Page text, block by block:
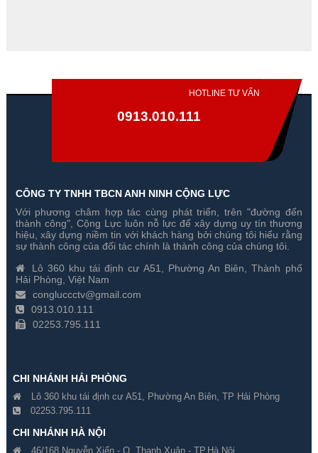
Trọn Bộ 4 Camera Hikvision 3
Megapixel
Gía hãng : ₫
₫
Trọn Bộ 5 Camera Hikvision 3
Megapixel
Gía hãng : ₫
₫
HOTLINE TƯ VẤN
0913.010.111
CÔNG TY TNHH TBCN ANH NINH CỘNG LỰC
Với phương châm hợp tác cùng phát triển, trên "đường đến
thành công", Cộng Lực luôn nỗ lực để xây dựng uy tín thương
hiệu, xây dựng niềm tin với khách hàng bởi chúng tôi hiểu rằng
sự thành công của đối tác chính là thành công của chúng tôi.
Lô 360 khu tái định cư A51, Phường An Biên, Thành phố
Hải Phòng, Việt Nam
congluccctv@gmail.com
0913.010.111
02253.795.111
CHI NHÁNH HẢI PHÒNG
Lô 360 khu tái định cư A51, Phường An Biên, TP Hải Phòng
02253.795.111
CHI NHÁNH HÀ NỘI
46/168 Nguyễn Xiển - Q. Thanh Xuân - TP.Hà Nội